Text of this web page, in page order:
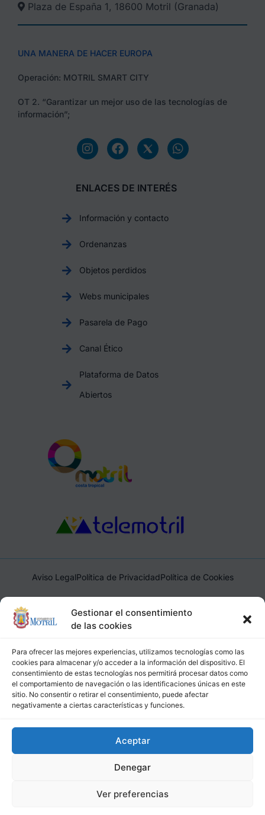
Gestionar el consentimiento
de las cookies
Para ofrecer las mejores experiencias, utilizamos tecnologías como las
cookies para almacenar y/o acceder a la información del dispositivo. El
consentimiento de estas tecnologías nos permitirá procesar datos como
el comportamiento de navegación o las identificaciones únicas en este
sitio. No consentir o retirar el consentimiento, puede afectar
negativamente a ciertas características y funciones.
Aceptar
Denegar
Ver preferencias
Plaza de España 1, 18600 Motril (Granada)​
UNA MANERA DE HACER EUROPA
Operación: MOTRIL SMART CITY
OT 2. “Garantizar un mejor uso de las tecnologías de
información”;
ENLACES DE INTERÉS
Información y contacto
Ordenanzas
Objetos perdidos
Webs municipales
Pasarela de Pago
Canal Ético
Plataforma de Datos
Abiertos
Aviso LegalPolítica de PrivacidadPolítica de Cookies
Ayuntamiento de Motril, Plaza de España, 1, 18600, Motril,
(Granada), CIF: P1814200J, DIR3: L01181400